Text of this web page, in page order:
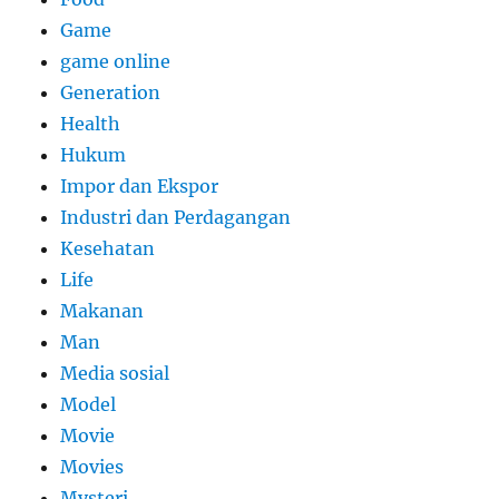
Game
game online
Generation
Health
Hukum
Impor dan Ekspor
Industri dan Perdagangan
Kesehatan
Life
Makanan
Man
Media sosial
Model
Movie
Movies